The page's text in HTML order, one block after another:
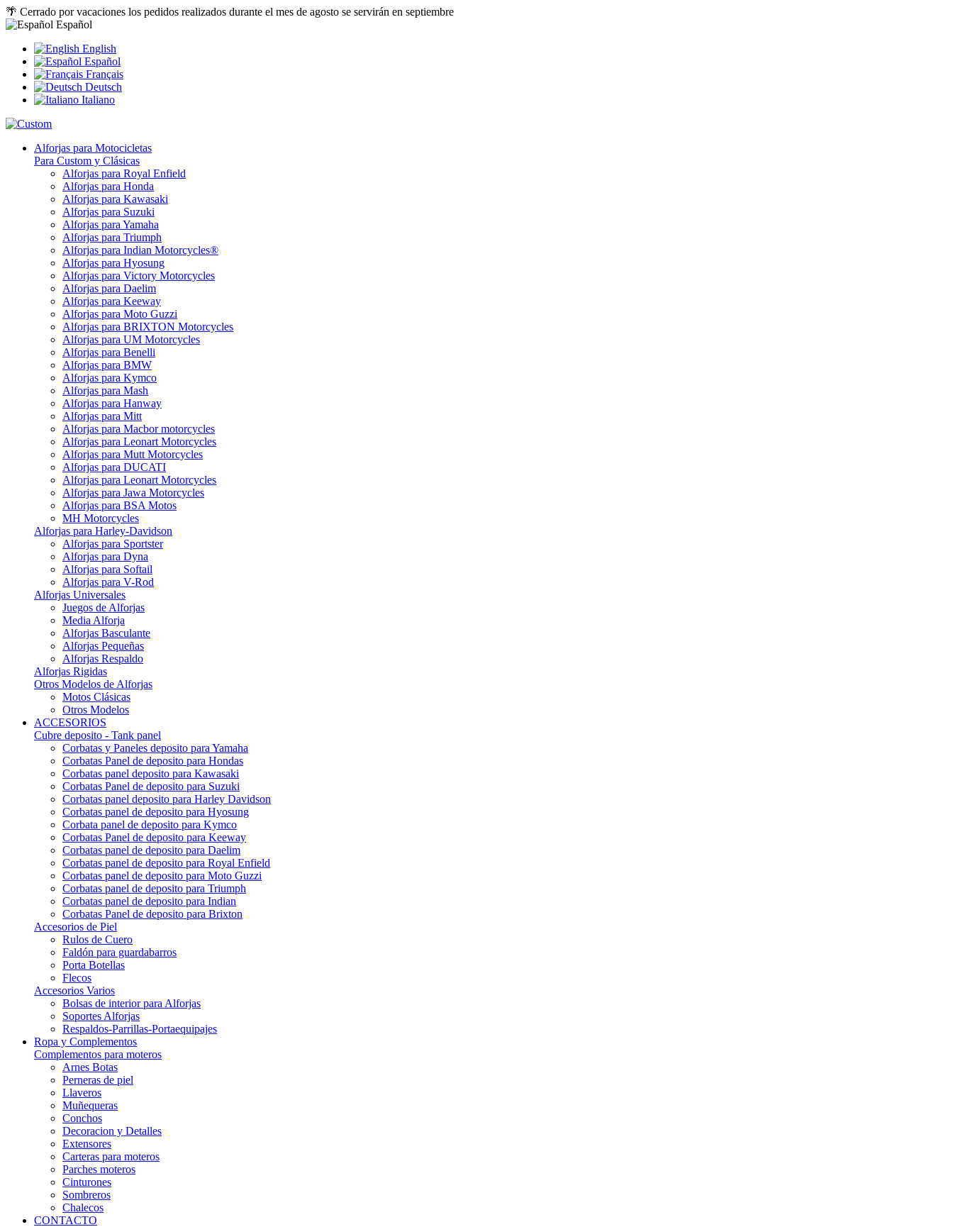
🌴 Cerrado por vacaciones los pedidos realizados durante el mes de agosto se servirán en septiembre
Español
English
Español
Français
Deutsch
Italiano
Alforjas para Motocicletas
Para Custom y Clásicas
Alforjas para Royal Enfield
Alforjas para Honda
Alforjas para Kawasaki
Alforjas para Suzuki
Alforjas para Yamaha
Alforjas para Triumph
Alforjas para Indian Motorcycles®
Alforjas para Hyosung
Alforjas para Victory Motorcycles
Alforjas para Daelim
Alforjas para Keeway
Alforjas para Moto Guzzi
Alforjas para BRIXTON Motorcycles
Alforjas para UM Motorcycles
Alforjas para Benelli
Alforjas para BMW
Alforjas para Kymco
Alforjas para Mash
Alforjas para Hanway
Alforjas para Mitt
Alforjas para Macbor motorcycles
Alforjas para Leonart Motorcycles
Alforjas para Mutt Motorcycles
Alforjas para DUCATI
Alforjas para Leonart Motorcycles
Alforjas para Jawa Motorcycles
Alforjas para BSA Motos
MH Motorcycles
Alforjas para Harley-Davidson
Alforjas para Sportster
Alforjas para Dyna
Alforjas para Softail
Alforjas para V-Rod
Alforjas Universales
Juegos de Alforjas
Media Alforja
Alforjas Basculante
Alforjas Pequeñas
Alforjas Respaldo
Alforjas Rigidas
Otros Modelos de Alforjas
Motos Clásicas
Otros Modelos
ACCESORIOS
Cubre deposito - Tank panel
Corbatas y Paneles deposito para Yamaha
Corbatas Panel de deposito para Hondas
Corbatas panel deposito para Kawasaki
Corbatas Panel de deposito para Suzuki
Corbatas panel deposito para Harley Davidson
Corbatas panel de deposito para Hyosung
Corbata panel de deposito para Kymco
Corbatas Panel de deposito para Keeway
Corbatas panel de deposito para Daelim
Corbatas panel de deposito para Royal Enfield
Corbatas panel de deposito para Moto Guzzi
Corbatas panel de deposito para Triumph
Corbatas panel de deposito para Indian
Corbatas Panel de deposito para Brixton
Accesorios de Piel
Rulos de Cuero
Faldón para guardabarros
Porta Botellas
Flecos
Accesorios Varios
Bolsas de interior para Alforjas
Soportes Alforjas
Respaldos-Parrillas-Portaequipajes
Ropa y Complementos
Complementos para moteros
Arnes Botas
Perneras de piel
Llaveros
Muñequeras
Conchos
Decoracion y Detalles
Extensores
Carteras para moteros
Parches moteros
Cinturones
Sombreros
Chalecos
CONTACTO